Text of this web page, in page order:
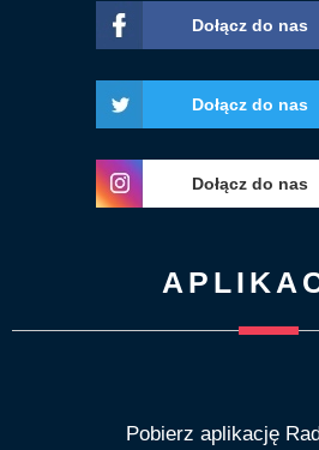
Dołącz do nas
Dołącz do nas
Dołącz do nas
Pobierz aplikację